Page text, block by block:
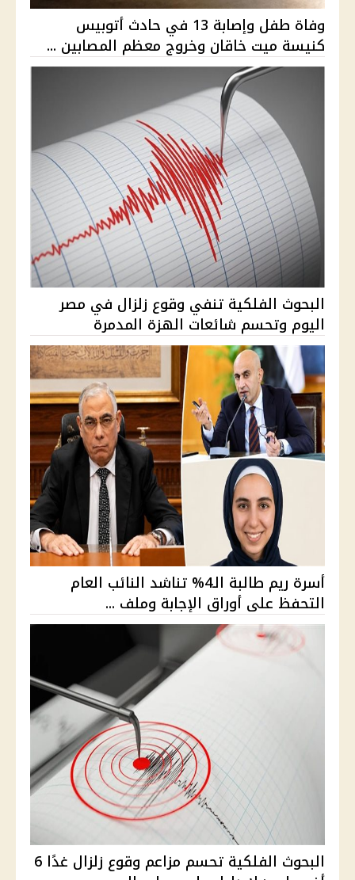
وفاة طفل وإصابة 13 في حادث أتوبيس
كنيسة ميت خاقان وخروج معظم المصابين ...
البحوث الفلكية تنفي وقوع زلزال في مصر
اليوم وتحسم شائعات الهزة المدمرة
أسرة ريم طالبة الـ4% تناشد النائب العام
التحفظ على أوراق الإجابة وملف ...
البحوث الفلكية تحسم مزاعم وقوع زلزال غدًا 6